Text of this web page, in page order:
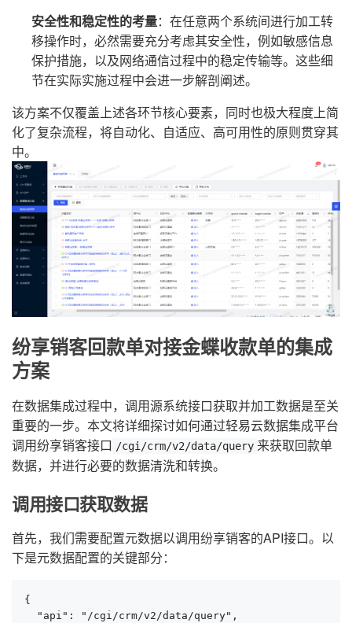
安全性和稳定性的考量：在任意两个系统间进行加工转
移操作时，必然需要充分考虑其安全性，例如敏感信息
保护措施，以及网络通信过程中的稳定传输等。这些细
节在实际实施过程中会进一步解剖阐述。
该方案不仅覆盖上述各环节核心要素，同时也极大程度上简
化了复杂流程，将自动化、自适应、高可用性的原则贯穿其
中。
纷享销客回款单对接金蝶收款单的集成
方案
在数据集成过程中，调用源系统接口获取并加工数据是至关
重要的一步。本文将详细探讨如何通过轻易云数据集成平台
调用纷享销客接口 /cgi/crm/v2/data/query 来获取回款单
数据，并进行必要的数据清洗和转换。
调用接口获取数据
首先，我们需要配置元数据以调用纷享销客的API接口。以
下是元数据配置的关键部分：
{
  "api": "/cgi/crm/v2/data/query",